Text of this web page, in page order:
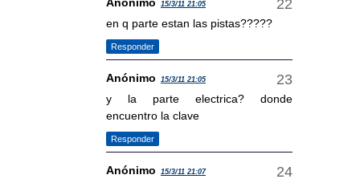
Anónimo 15/3/11 21:05
en q parte estan las pistas?????
Responder
Anónimo 15/3/11 21:05
y la parte electrica? donde
encuentro la clave
Responder
Anónimo 15/3/11 21:07